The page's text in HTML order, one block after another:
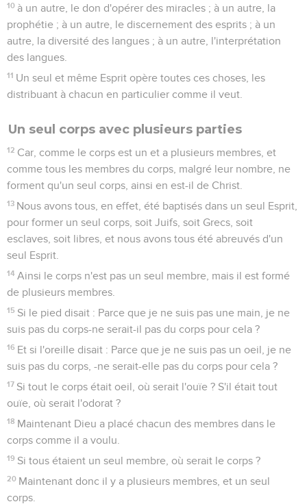
10 à un autre, le don d'opérer des miracles ; à un autre, la
prophétie ; à un autre, le discernement des esprits ; à un
autre, la diversité des langues ; à un autre, l'interprétation
des langues.
11 Un seul et même Esprit opère toutes ces choses, les
distribuant à chacun en particulier comme il veut.
Un seul corps avec plusieurs parties
12 Car, comme le corps est un et a plusieurs membres, et
comme tous les membres du corps, malgré leur nombre, ne
forment qu'un seul corps, ainsi en est-il de Christ.
13 Nous avons tous, en effet, été baptisés dans un seul Esprit,
pour former un seul corps, soit Juifs, soit Grecs, soit
esclaves, soit libres, et nous avons tous été abreuvés d'un
seul Esprit.
14 Ainsi le corps n'est pas un seul membre, mais il est formé
de plusieurs membres.
15 Si le pied disait : Parce que je ne suis pas une main, je ne
suis pas du corps-ne serait-il pas du corps pour cela ?
16 Et si l'oreille disait : Parce que je ne suis pas un oeil, je ne
suis pas du corps, -ne serait-elle pas du corps pour cela ?
17 Si tout le corps était oeil, où serait l'ouïe ? S'il était tout
ouïe, où serait l'odorat ?
18 Maintenant Dieu a placé chacun des membres dans le
corps comme il a voulu.
19 Si tous étaient un seul membre, où serait le corps ?
20 Maintenant donc il y a plusieurs membres, et un seul
corps.